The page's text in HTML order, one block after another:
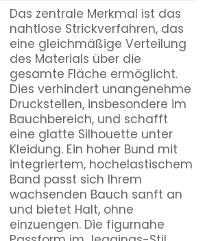
Das zentrale Merkmal ist das
nahtlose Strickverfahren, das
eine gleichmäßige Verteilung
des Materials über die
gesamte Fläche ermöglicht.
Dies verhindert unangenehme
Druckstellen, insbesondere im
Bauchbereich, und schafft
eine glatte Silhouette unter
Kleidung. Ein hoher Bund mit
integriertem, hochelastischem
Band passt sich Ihrem
wachsenden Bauch sanft an
und bietet Halt, ohne
einzuengen. Die figurnahe